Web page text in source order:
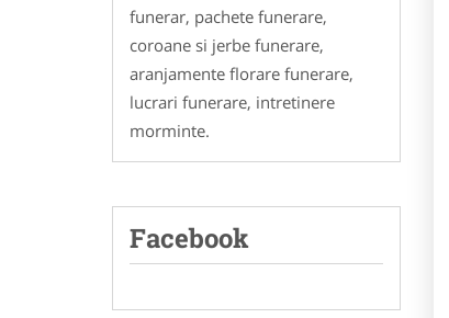
funerar, pachete funerare,
coroane si jerbe funerare,
aranjamente florare funerare,
lucrari funerare, intretinere
morminte.
Facebook